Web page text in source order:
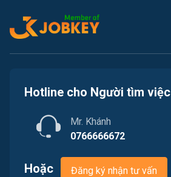
Hotline cho Người tìm việc
Mr. Khánh
0766666672
Hoặc Đăng ký nhận tư vấn